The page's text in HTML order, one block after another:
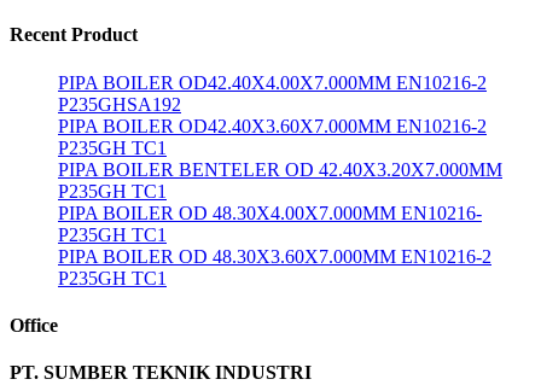
Recent Product
PIPA BOILER OD42.40X4.00X7.000MM EN10216-2
P235GHSA192
PIPA BOILER OD42.40X3.60X7.000MM EN10216-2
P235GH TC1
PIPA BOILER BENTELER OD 42.40X3.20X7.000MM
P235GH TC1
PIPA BOILER OD 48.30X4.00X7.000MM EN10216-
P235GH TC1
PIPA BOILER OD 48.30X3.60X7.000MM EN10216-2
P235GH TC1
Office
PT. SUMBER TEKNIK INDUSTRI